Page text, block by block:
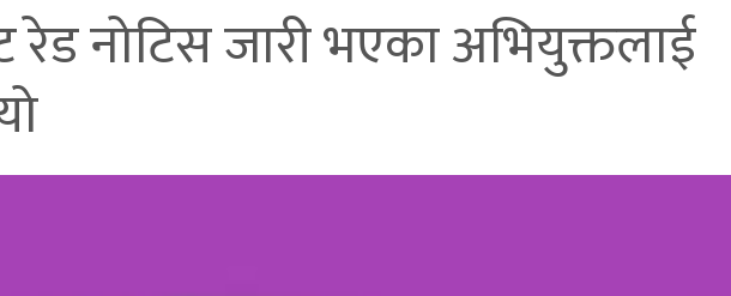
रेड नोटिस जारी भएका अभियुक्तलाई